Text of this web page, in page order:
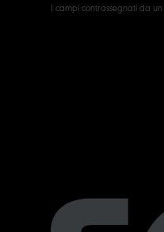
I campi contrassegnati da